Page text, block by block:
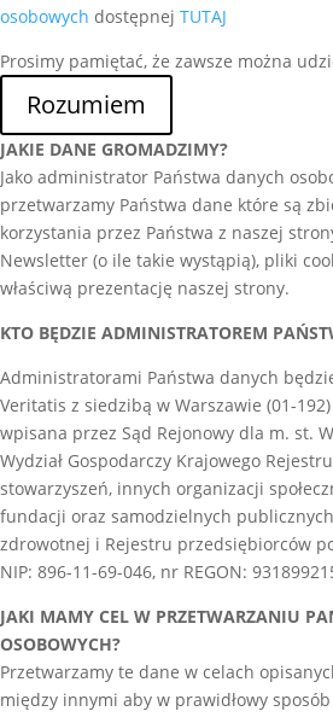
osobowych dostępnej TUTAJ
Prosimy pamiętać, że zawsze można
Rozumiem
JAKIE DANE GROMADZIMY?
Jako administrator Państwa danych
przetwarzamy Państwa dane które są
korzystania przez Państwa z naszej
Newsletter (o ile takie wystąpią), pliki
właściwą prezentację naszej strony.
KTO BĘDZIE ADMINISTRATOREM
Administratorami Państwa danych
Veritatis z siedzibą w Warszawie (01-
wpisana przez Sąd Rejonowy dla m. st.
Wydział Gospodarczy Krajowego
stowarzyszeń, innych organizacji
fundacji oraz samodzielnych
zdrowotnej i Rejestru przedsiębiorców
NIP: 896-11-69-046, nr REGON:
JAKI MAMY CEL W PRZETWARZANIU
OSOBOWYCH?
Przetwarzamy te dane w celach
między innymi aby w prawidłowy